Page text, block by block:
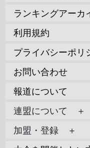
ランキングアーカ
利用規約
プライバシーポリ
お問い合わせ
報道について
連盟について ＋
加盟・登録 ＋